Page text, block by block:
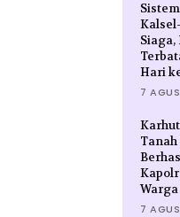
Hari
7
Warga
7